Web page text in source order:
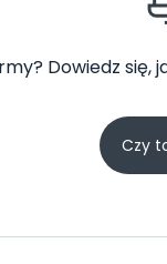
Dowiedz się,
Czy